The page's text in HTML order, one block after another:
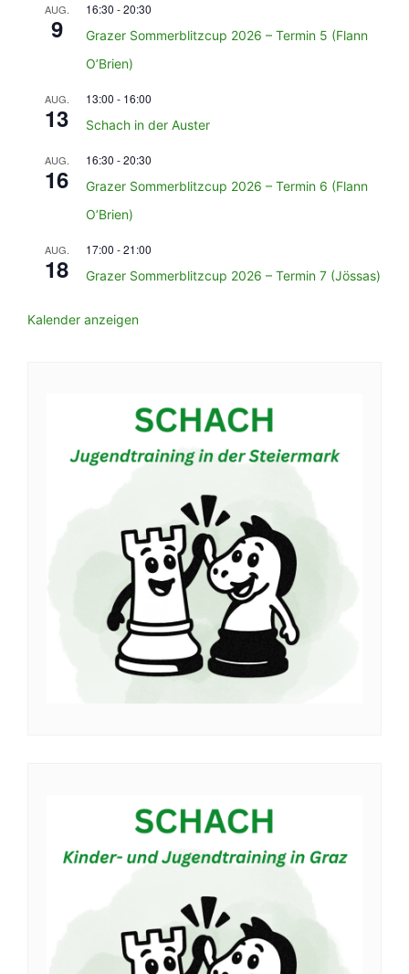
AUG.
9
16:30 -20:30
Grazer Sommerblitzcup 2026 – Termin 5 (Flann
O’Brien)
AUG.
13
13:00 - 16:00
Schach in der Auster
AUG.
16
16:30 -20:30
Grazer Sommerblitzcup 2026 – Termin 6 (Flann
O’Brien)
AUG.
18
17:00 -21:00
Grazer Sommerblitzcup 2026 – Termin 7 (Jössas)
Kalender anzeigen